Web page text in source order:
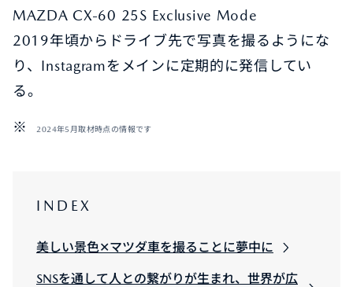
MAZDA CX-60 25S Exclusive Mode
2019年頃からドライブ先で写真を撮るようにな
り、Instagramをメインに定期的に発信してい
る。
2024年5月取材時点の情報です
INDEX
美しい景色✕マツダ車を撮ることに夢中に
SNSを通して人との繋がりが生まれ、世界が広